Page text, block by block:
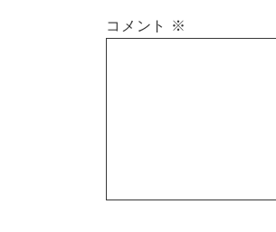
コメント ※